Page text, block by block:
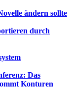
ändern sollte
durch
Das
Konturen